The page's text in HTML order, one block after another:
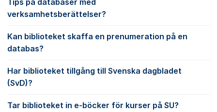
Tips på databaser med
verksamhetsberättelser?
Kan biblioteket skaffa en prenumeration på en
databas?
Har biblioteket tillgång till Svenska dagbladet
(SvD)?
Tar biblioteket in e-böcker för kurser på SU?